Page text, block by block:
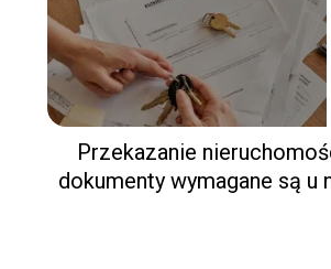
Przekazanie
dokumenty wymagane są u